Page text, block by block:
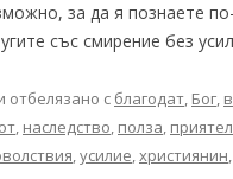
за да я познаете
със смирение без
отбелязано с благодат, Бог,
, наследство, полза, приятел
,усилие,християнин,